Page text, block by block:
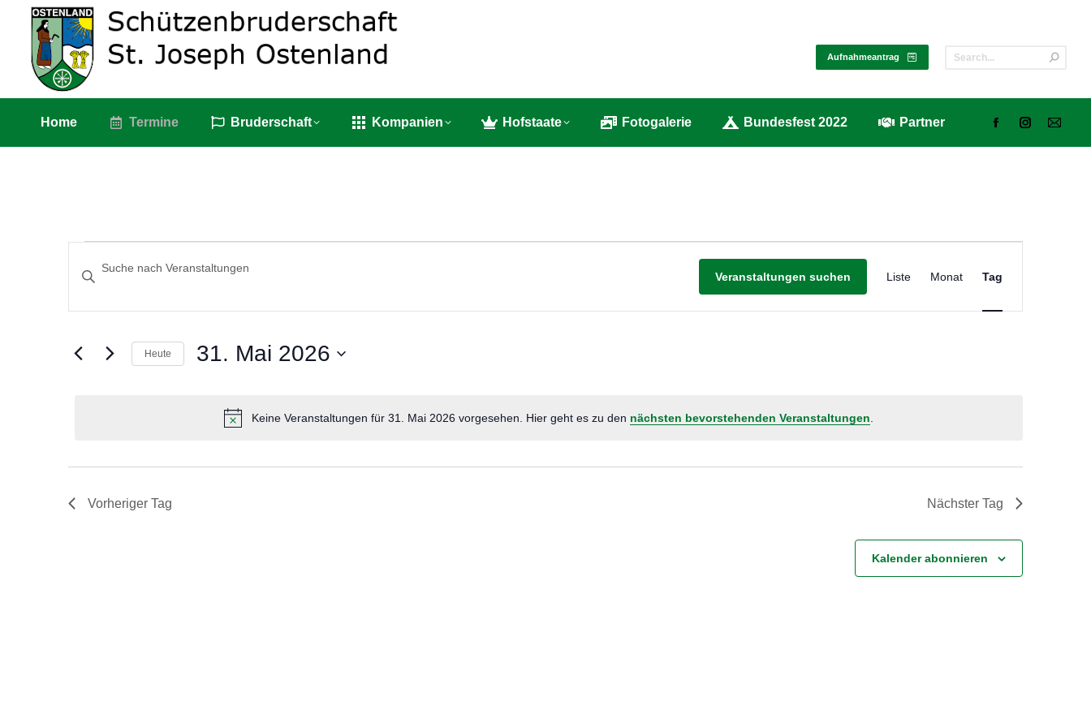
Aufnahmeantrag
Home Termine Bruderschaft Kompanien Hofstaate Fotogalerie Bundesfest 2022 Partner
Hinweis
Keine Veranstaltungen für 31. Mai 2026 vorgesehen. Hier geht es zu den nächsten bevorstehenden Veranstaltungen
VERANSTALTUNGEN
SUCHE
UND
ANSICHTEN,
NAVIGATION
Schlüsselwort
Veranstaltungen
Veranstaltungen suchen
Ansichten-
Navigation
Liste Monat Tag
Heute 31. Mai 2026
Vorheriger Tag Nächster Tag
Kalender abonnieren
Home Termine Bruderschaft